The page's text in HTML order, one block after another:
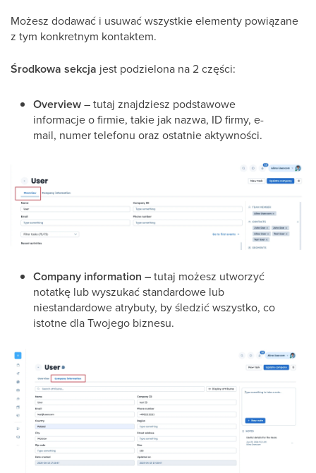
Możesz dodawać i usuwać wszystkie elementy powiązane
z tym konkretnym kontaktem.
Środkowa sekcja jest podzielona na 2 części:
Overview– tutaj znajdziesz podstawowe
informacje o firmie, takie jak nazwa, ID firmy, e-
mail, numer telefonu oraz ostatnie aktywności.
Company information –tutaj możesz utworzyć
notatkę lub wyszukać standardowe lub
niestandardowe atrybuty, by śledzić wszystko, co
istotne dla Twojego biznesu.